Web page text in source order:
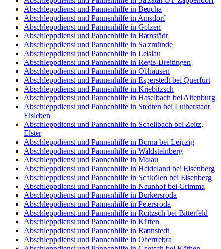
Abschleppdienst und Pannenhilfe in Beucha
Abschleppdienst und Pannenhilfe in Amsdorf
Abschleppdienst und Pannenhilfe in Golzen
Abschleppdienst und Pannenhilfe in Barnstädt
Abschleppdienst und Pannenhilfe in Salzmünde
Abschleppdienst und Pannenhilfe in Leislau
Abschleppdienst und Pannenhilfe in Regis-Breitingen
Abschleppdienst und Pannenhilfe in Obhausen
Abschleppdienst und Pannenhilfe in Esperstedt bei Querfurt
Abschleppdienst und Pannenhilfe in Kriebitzsch
Abschleppdienst und Pannenhilfe in Haselbach bei Altenburg
Abschleppdienst und Pannenhilfe in Stedten bei Lutherstadt
Eisleben
Abschleppdienst und Pannenhilfe in Schellbach bei Zeitz,
Elster
Abschleppdienst und Pannenhilfe in Borna bei Leipzig
Abschleppdienst und Pannenhilfe in Waldsteinberg
Abschleppdienst und Pannenhilfe in Molau
Abschleppdienst und Pannenhilfe in Heideland bei Eisenberg
Abschleppdienst und Pannenhilfe in Schkölen bei Eisenberg
Abschleppdienst und Pannenhilfe in Naunhof bei Grimma
Abschleppdienst und Pannenhilfe in Burkersroda
Abschleppdienst und Pannenhilfe in Petersroda
Abschleppdienst und Pannenhilfe in Roitzsch bei Bitterfeld
Abschleppdienst und Pannenhilfe in Kütten
Abschleppdienst und Pannenhilfe in Rannstedt
Abschleppdienst und Pannenhilfe in Obertrebra